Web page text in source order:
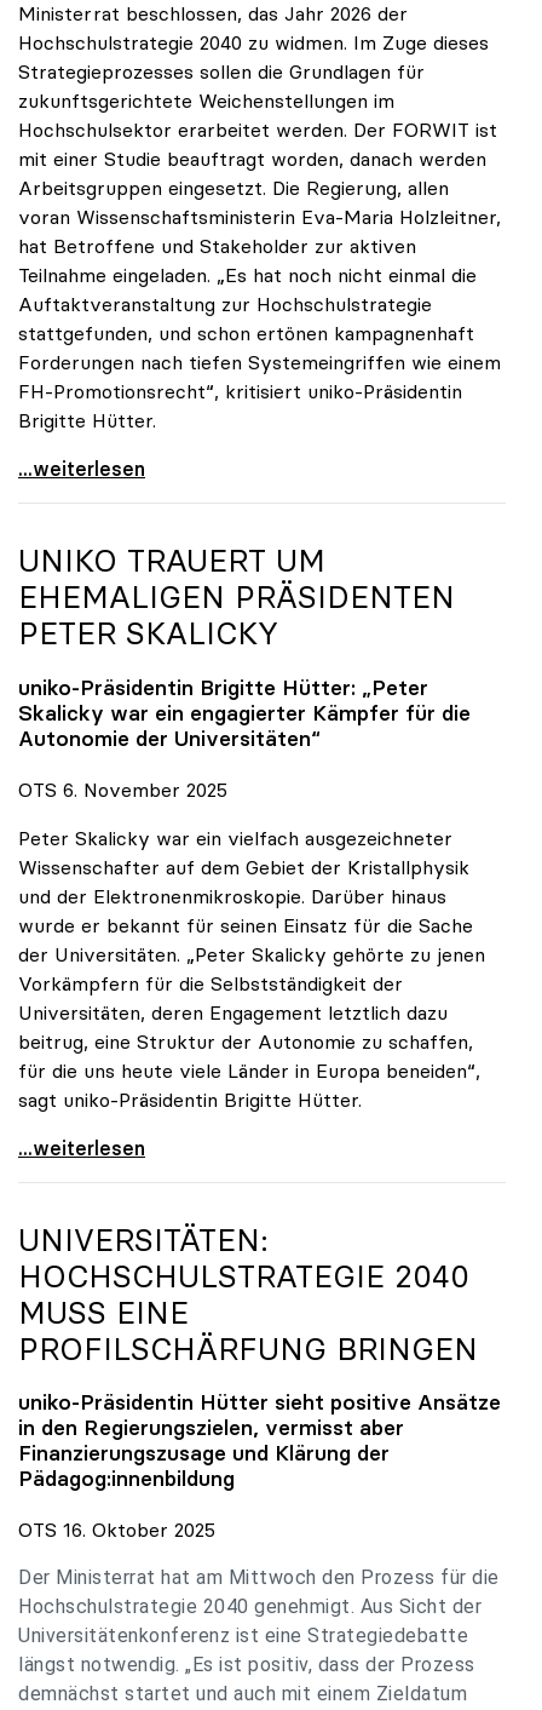
Ministerrat beschlossen, das Jahr 2026 der
Hochschulstrategie 2040 zu widmen. Im Zuge dieses
Strategieprozesses sollen die Grundlagen für
zukunftsgerichtete Weichenstellungen im
Hochschulsektor erarbeitet werden. Der FORWIT ist
mit einer Studie beauftragt worden, danach werden
Arbeitsgruppen eingesetzt. Die Regierung, allen
voran Wissenschaftsministerin Eva-Maria Holzleitner,
hat Betroffene und Stakeholder zur aktiven
Teilnahme eingeladen. „Es hat noch nicht einmal die
Auftaktveranstaltung zur Hochschulstrategie
stattgefunden, und schon ertönen kampagnenhaft
Forderungen nach tiefen Systemeingriffen wie einem
FH-Promotionsrecht“, kritisiert uniko-Präsidentin
Brigitte Hütter.
„Deplatzierte Kampagne“: uniko irritiert über
...weiterlesen
UNIKO TRAUERT UM
EHEMALIGEN PRÄSIDENTEN
PETER SKALICKY
uniko-Präsidentin Brigitte Hütter: „Peter
Skalicky war ein engagierter Kämpfer für die
Autonomie der Universitäten“
OTS 6. November 2025
Peter Skalicky war ein vielfach ausgezeichneter
Wissenschafter auf dem Gebiet der Kristallphysik
und der Elektronenmikroskopie. Darüber hinaus
wurde er bekannt für seinen Einsatz für die Sache
der Universitäten. „Peter Skalicky gehörte zu jenen
Vorkämpfern für die Selbstständigkeit der
Universitäten, deren Engagement letztlich dazu
beitrug, eine Struktur der Autonomie zu schaffen,
für die uns heute viele Länder in Europa beneiden“,
sagt uniko-Präsidentin Brigitte Hütter.
uniko trauert um ehemaligen Präsidenten Peter
...weiterlesen
UNIVERSITÄTEN:
HOCHSCHULSTRATEGIE 2040
MUSS EINE
PROFILSCHÄRFUNG BRINGEN
uniko-Präsidentin Hütter sieht positive Ansätze
in den Regierungszielen, vermisst aber
Finanzierungszusage und Klärung der
Pädagog:innenbildung
OTS 16. Oktober 2025
Der Ministerrat hat am Mittwoch den Prozess für die
Hochschulstrategie 2040 genehmigt. Aus Sicht der
Universitätenkonferenz ist eine Strategiedebatte
längst notwendig. „Es ist positiv, dass der Prozess
demnächst startet und auch mit einem Zieldatum